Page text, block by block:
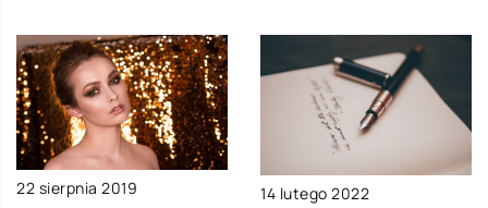
22 sierpnia 2019 14 lutego 2022